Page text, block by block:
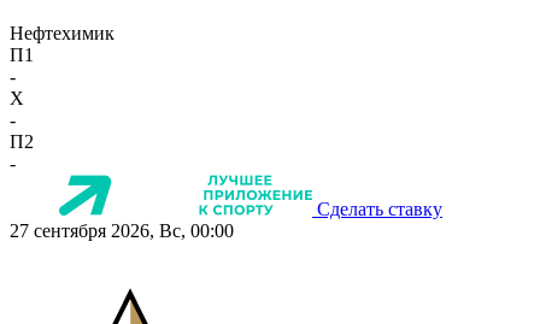
Нефтехимик
П1
-
X
-
П2
-
Сделать ставку
27 сентября 2026, Вс, 00:00